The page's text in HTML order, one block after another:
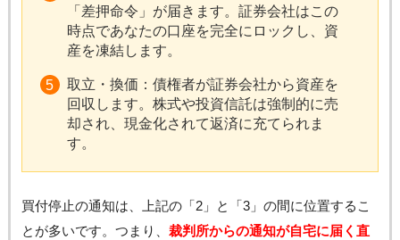
「差押命令」が届きます。証券会社はこの
時点であなたの口座を完全にロックし、資
産を凍結します。
取立・換価：債権者が証券会社から資産を
回収します。株式や投資信託は強制的に売
却され、現金化されて返済に充てられま
す。
買付停止の通知は、上記の「2」と「3」の間に位置するこ
とが多いです。つまり、 裁判所からの通知が自宅に届く直